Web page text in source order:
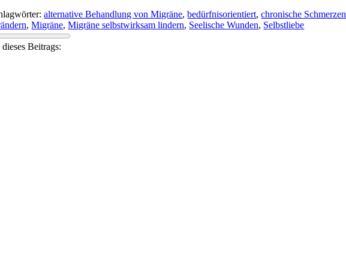
alternative Behandlung von Migräne,bedürfnisorientiert,chronische Schmerzen
,Migräne,Migräne selbstwirksam lindern, Seelische Wunden, Selbstliebe
Beitrags: